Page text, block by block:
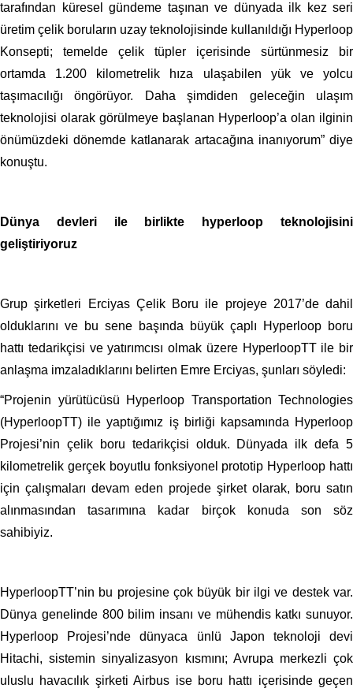
tarafından küresel gündeme taşınan ve dünyada ilk kez seri
üretim çelik boruların uzay teknolojisinde kullanıldığı Hyperloop
Konsepti; temelde çelik tüpler içerisinde sürtünmesiz bir
ortamda 1.200 kilometrelik hıza ulaşabilen yük ve yolcu
taşımacılığı öngörüyor. Daha şimdiden geleceğin ulaşım
teknolojisi olarak görülmeye başlanan Hyperloop’a olan ilginin
önümüzdeki dönemde katlanarak artacağına inanıyorum” diye
konuştu.
Dünya devleri ile birlikte hyperloop teknolojisini
geliştiriyoruz
Grup şirketleri Erciyas Çelik Boru ile projeye 2017’de dahil
olduklarını ve bu sene başında büyük çaplı Hyperloop boru
hattı tedarikçisi ve yatırımcısı olmak üzere HyperloopTT ile bir
anlaşma imzaladıklarını belirten Emre Erciyas, şunları söyledi:
“Projenin yürütücüsü Hyperloop Transportation Technologies
(HyperloopTT) ile yaptığımız iş birliği kapsamında Hyperloop
Projesi’nin çelik boru tedarikçisi olduk. Dünyada ilk defa 5
kilometrelik gerçek boyutlu fonksiyonel prototip Hyperloop hattı
için çalışmaları devam eden projede şirket olarak, boru satın
alınmasından tasarımına kadar birçok konuda son söz
sahibiyiz.
HyperloopTT’nin bu projesine çok büyük bir ilgi ve destek var.
Dünya genelinde 800 bilim insanı ve mühendis katkı sunuyor.
Hyperloop Projesi’nde dünyaca ünlü Japon teknoloji devi
Hitachi, sistemin sinyalizasyon kısmını; Avrupa merkezli çok
uluslu havacılık şirketi Airbus ise boru hattı içerisinde geçen